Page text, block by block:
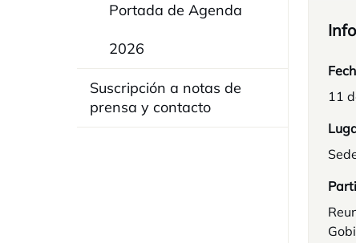
Portada de Agenda
2026
Suscripción a notas de
prensa y contacto
11